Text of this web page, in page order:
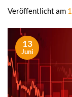
Veröffentlicht am
13
Juni